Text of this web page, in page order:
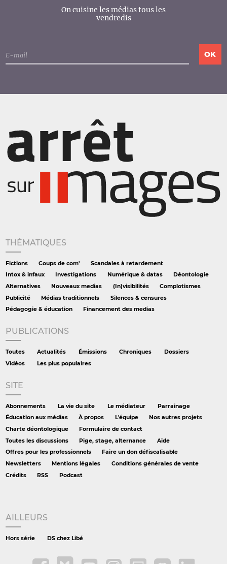
On cuisine les médias tous les
vendredis
THÉMATIQUES
Fictions Coups de com'
Scandales à retardement
Intox & infaux
Investigations Numérique & datas
Déontologie
Alternatives
Nouveaux medias (In)visibilités
Complotismes
Publicité
Médias traditionnels
Silences & censures
Pédagogie & éducation
Financement des medias
PUBLICATIONS
Toutes Actualités Émissions Chroniques
Dossiers
Vidéos
Les plus populaires
SITE
Abonnements La vie du site Le médiateur
Parrainage
Éducation aux médias
À propos L'équipe
Nos autres projets
Charte déontologique
Formulaire de contact
Toutes les discussions
Pige, stage, alternance
Aide
Offres pour les professionnels
Faire un don défiscalisable
Newsletters
Mentions légales
Conditions générales de vente
Crédits
RSS Podcast
AILLEURS
Hors série DS chez Libé